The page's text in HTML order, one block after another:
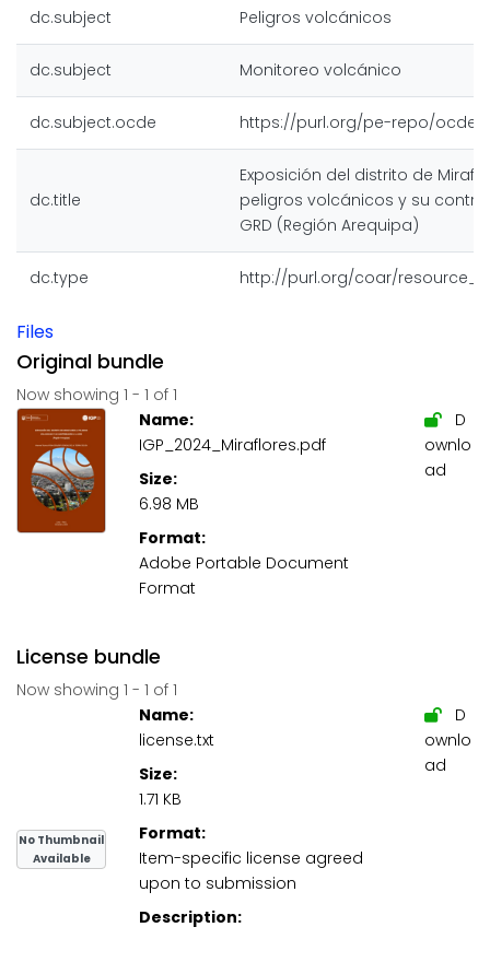
dc.subject Peligros volcánicos
dc.subject Monitoreo volcánico
dc.subject.ocde https://purl.org/pe-repo/ocde/
dc.title
Exposición del distrito de
peligros volcánicos y su
GRD (Región Arequipa)
dc.type http://purl.org/coar/
Files
Original bundle
Now showing 1 - 1 of 1
Name:
IGP_2024_Miraflores.pdf
Size:
6.98 MB
Format:
Adobe Portable Document
Format
D
ownlo
ad
License bundle
Now showing 1 - 1 of 1
No Thumbnail
Available
Name:
license.txt
Size:
1.71 KB
Format:
Item-specific license agreed
upon to submission
Description:
D
ownlo
ad